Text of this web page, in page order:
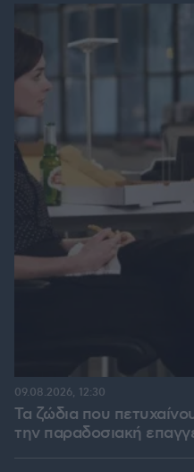
Τα ζώδια που
την παραδοσιακή
09.08.2026, 12:30